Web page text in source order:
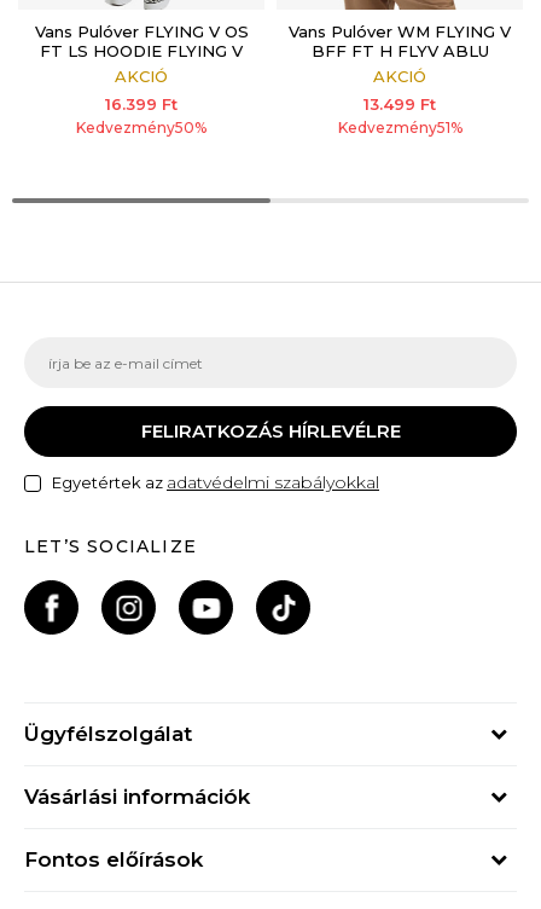
Vans Pulóver FLYING V OS
FT LS HOODIE FLYING V
Black
AKCIÓ
16.399 Ft
Kedvezmény50%
Vans Pulóver WM FLYING V
BFF FT H FLYV ABLU
AKCIÓ
13.499 Ft
Kedvezmény51%
FELIRATKOZÁS HÍRLEVÉLRE
Egyetértek az adatvédelmi szabályokkal
LET’S SOCIALIZE
Ügyfélszolgálat
online@buzzsneakers.hu
Vásárlási információk
Fontos előírások